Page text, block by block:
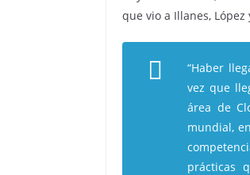
que vio a Illanes, López
“Haber
vez que
área de
mundial,
prácticas